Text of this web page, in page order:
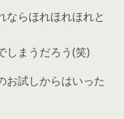
ならほれほれほれと
しまうだろう(笑)
お試しからはいった